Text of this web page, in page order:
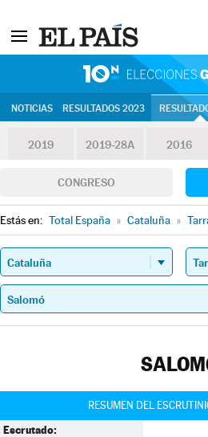
NOTICIAS RESULTADOS 2023
2019 2019-28A 2016
CONGRESO
Estás en: Total España » Cataluña »
RESUMEN DEL
Escrutado: